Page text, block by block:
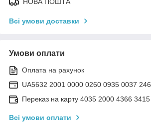
Всі умови доставки
Умови оплати
Оплата на рахунок
UA5632 2001 0000 0260 0935 0037 246
Переказ на карту 4035 2000 4366 3415
Всі умови оплати